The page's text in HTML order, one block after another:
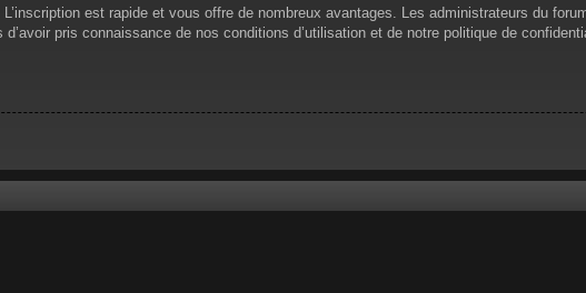
est rapide et vous offre de nombreux avantages. Les administrateurs du
pris connaissance de nos conditions d’utilisation et de notre politique de